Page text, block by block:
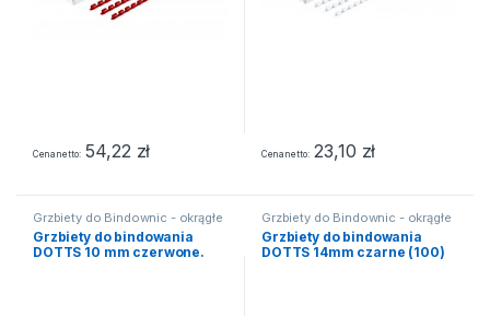
Cena netto 54,22 zł Cena netto 23,10 zł
Grzbiety do Bindownic - okrągłe
Grzbiety do bindowania
DOTTS 10 mm czerwone.
Grzbiety do Bindownic - okrągłe
Grzbiety do bindowania
DOTTS 14mm czarne (100)